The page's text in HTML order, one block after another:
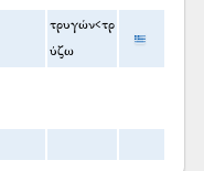
τρυγών<τρ
ύζω